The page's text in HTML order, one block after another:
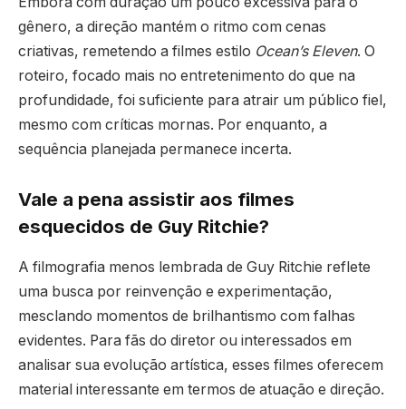
gênero, a direção mantém o ritmo com cenas
criativas, remetendo a filmes estilo Ocean’s Eleven. O
roteiro, focado mais no entretenimento do que na
profundidade, foi suficiente para atrair um público fiel,
mesmo com críticas mornas. Por enquanto, a
sequência planejada permanece incerta.
Vale a pena assistir aos filmes
esquecidos de Guy Ritchie?
A filmografia menos lembrada de Guy Ritchie reflete
uma busca por reinvenção e experimentação,
mesclando momentos de brilhantismo com falhas
evidentes. Para fãs do diretor ou interessados em
analisar sua evolução artística, esses filmes oferecem
material interessante em termos de atuação e direção.